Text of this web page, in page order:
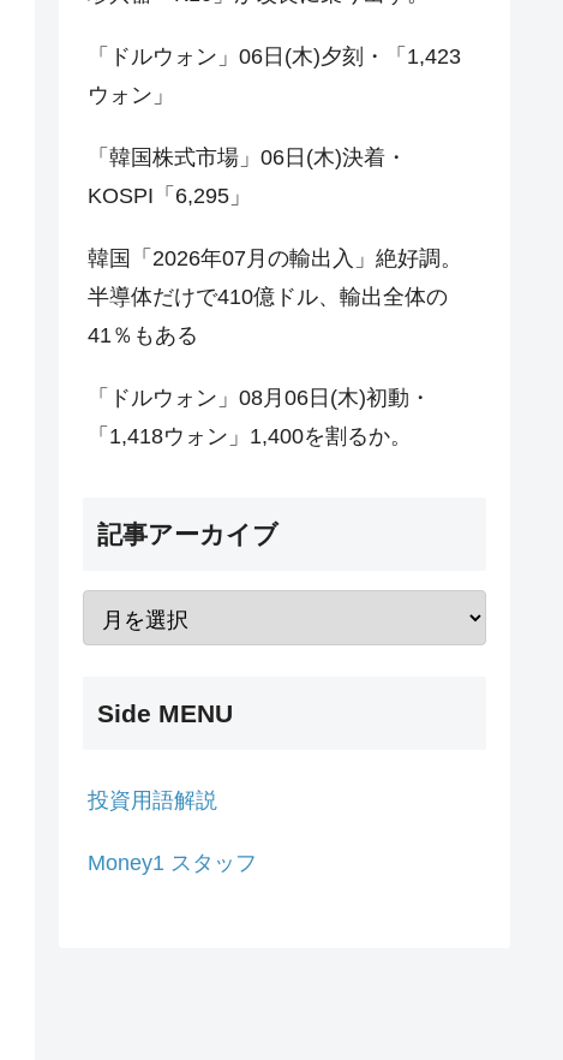
「ドルウォン」06日(木)夕刻・「1,423
ウォン」
「韓国株式市場」06日(木)決着・
KOSPI「6,295」
韓国「2026年07月の輸出入」絶好調。
半導体だけで410億ドル、輸出全体の
41％もある
「ドルウォン」08月06日(木)初動・
「1,418ウォン」1,400を割るか。
記事アーカイブ
Side MENU
投資用語解説
Money1 スタッフ